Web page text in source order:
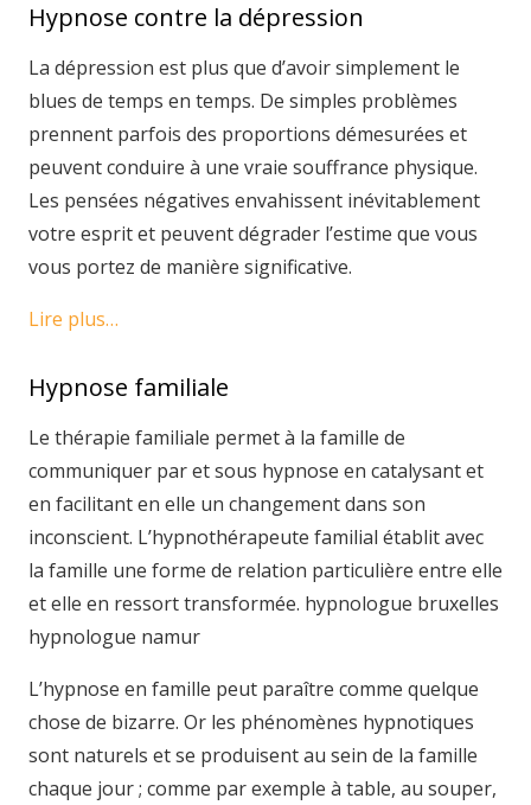
Hypnose contre la dépression
La dépression est plus que d’avoir simplement le
blues de temps en temps. De simples problèmes
prennent parfois des proportions démesurées et
peuvent conduire à une vraie souffrance physique.
Les pensées négatives envahissent inévitablement
votre esprit et peuvent dégrader l’estime que vous
vous portez de manière significative.
Lire plus…
Hypnose familiale
Le thérapie familiale permet à la famille de
communiquer par et sous hypnose en catalysant et
en facilitant en elle un changement dans son
inconscient. L’hypnothérapeute familial établit avec
la famille une forme de relation particulière entre elle
et elle en ressort transformée. hypnologue bruxelles
hypnologue namur
L’hypnose en famille peut paraître comme quelque
chose de bizarre. Or les phénomènes hypnotiques
sont naturels et se produisent au sein de la famille
chaque jour ; comme par exemple à table, au souper,